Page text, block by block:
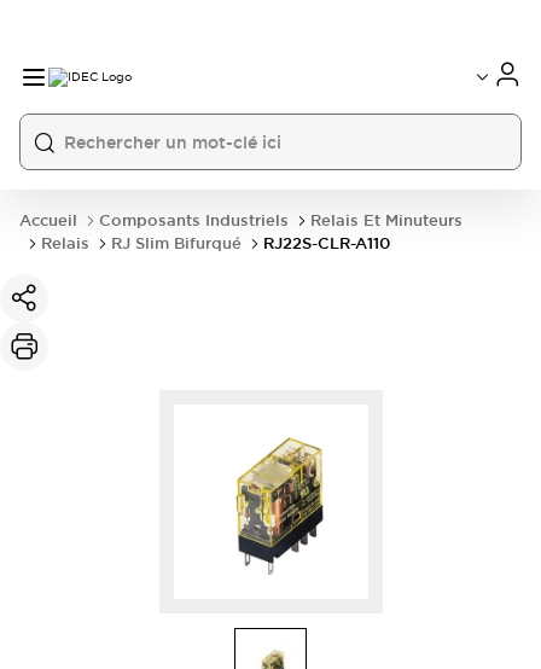
Accueil Composants Industriels
Relais Et Minuteurs
Relais
RJ Slim Bifurqué RJ22S-CLR-A110